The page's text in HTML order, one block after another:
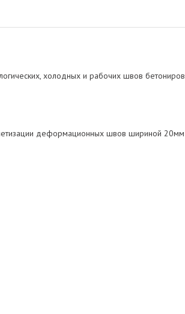
холодных и рабочих швов
деформационных швов шириной 20мм